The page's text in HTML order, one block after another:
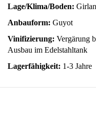
Lage/Klima/Boden:
Anbauform: Guyot
Vinifizierung: Vergärung
Ausbau im Edelstahltank
Lagerfähigkeit: 1-3 Jahre